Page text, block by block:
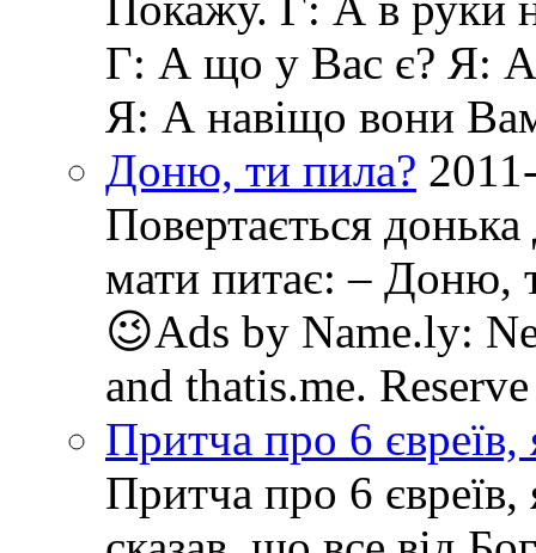
Г: А що у Вас є? Я:
Я: А навіщо вони
Доню, ти пила?
Повертається
мати питає: – Доню,
😉Ads by Name.ly:
and thatis.me.
Притча про 6 євреїв,
Притча про 6 євреїв,